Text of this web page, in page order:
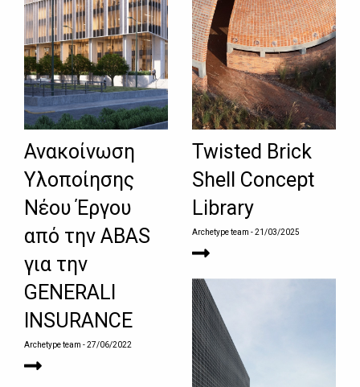
Ανακοίνωση
Υλοποίησης
Νέου Έργου
από την ABAS
για την
GENERALI
INSURANCE
Archetype team - 27/06/2022
Twisted Brick
Shell Concept
Library
Archetype team - 21/03/2025